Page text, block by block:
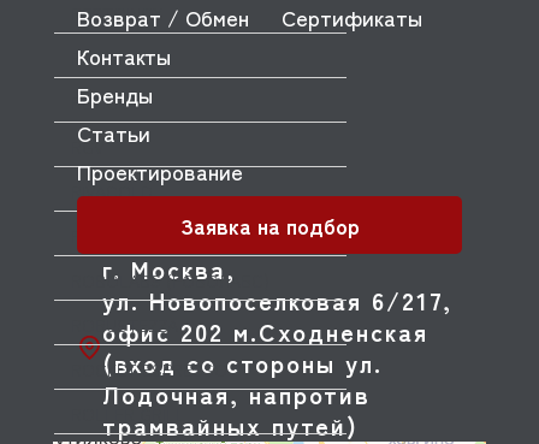
RESTOINOX
RESTOLA
RETIGO
RGV
RIVACOLD
ROBOLABS (РОБОЛАБС)
ROBUSTEZZA
ROCKET ESPRESSO
ROLLER GRILL
г. Москва,
ул. Новопоселковая 6/217,
офис 202 м.Сходненская
(вход со стороны ул.
Лодочная, напротив
трамвайных путей)
Возврат / Обмен
Сертификаты
Контакты
Бренды
Статьи
Проектирование
Заявка на подбор